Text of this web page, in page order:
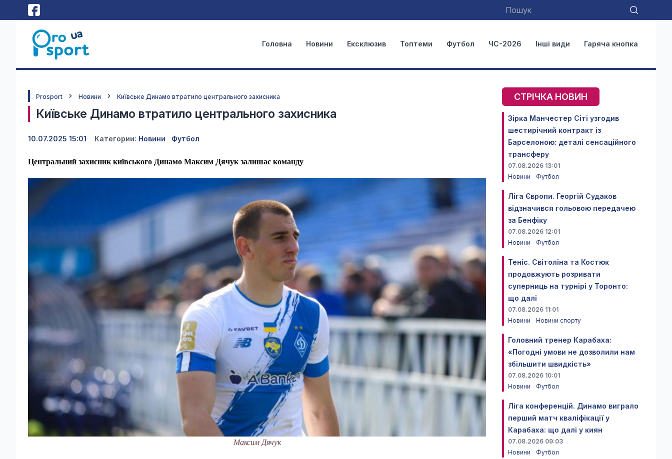
Головна Новини Ексклюзив Топтеми Футбол ЧС-2026 Інші види Гаряча кнопка
Prosport Новини Київське Динамо втратило центрального захисника
Київське Динамо втратило центрального захисника
10.07.2025 15:01 Категории: Новини Футбол
Центральний захисник київського Динамо Максим Дячук залишає команду
Максим Дячук
СТРІЧКА НОВИН
Зірка Манчестер Сіті узгодив
шестирічний контракт із
Барселоною: деталі сенсаційного
трансферу
07.08.2026 13:01
Новини
Футбол
Ліга Європи. Георгій Судаков
відзначився гольовою передачею
за Бенфіку
07.08.2026 12:01
Новини
Футбол
Теніс. Світоліна та Костюк
продовжують розривати
суперниць на турнірі у Торонто:
що далі
07.08.2026 11:01
Новини
Новини спорту
Головний тренер Карабаха:
«Погодні умови не дозволили нам
збільшити швидкість»
07.08.2026 10:01
Новини
Футбол
Ліга конференцій. Динамо виграло
перший матч кваліфікації у
Карабаха: що далі у киян
07.08.2026 09:03
Новини
Футбол